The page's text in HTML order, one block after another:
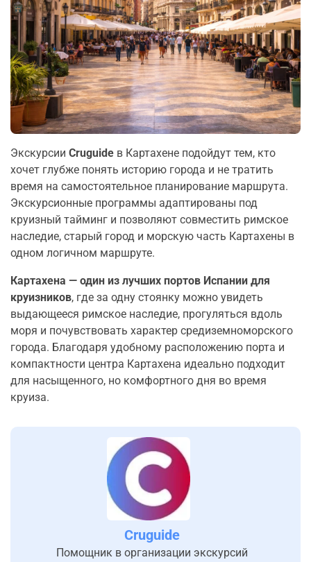
Экскурсии Cruguide в Картахене подойдут тем, кто
хочет глубже понять историю города и не тратить
время на самостоятельное планирование маршрута.
Экскурсионные программы адаптированы под
круизный тайминг и позволяют совместить римское
наследие, старый город и морскую часть Картахены в
одном логичном маршруте.
Картахена — один из лучших портов Испании для
круизников, где за одну стоянку можно увидеть
выдающееся римское наследие, прогуляться вдоль
моря и почувствовать характер средиземноморского
города. Благодаря удобному расположению порта и
компактности центра Картахена идеально подходит
для насыщенного, но комфортного дня во время
круиза.
Cruguide
Помощник в организации экскурсий